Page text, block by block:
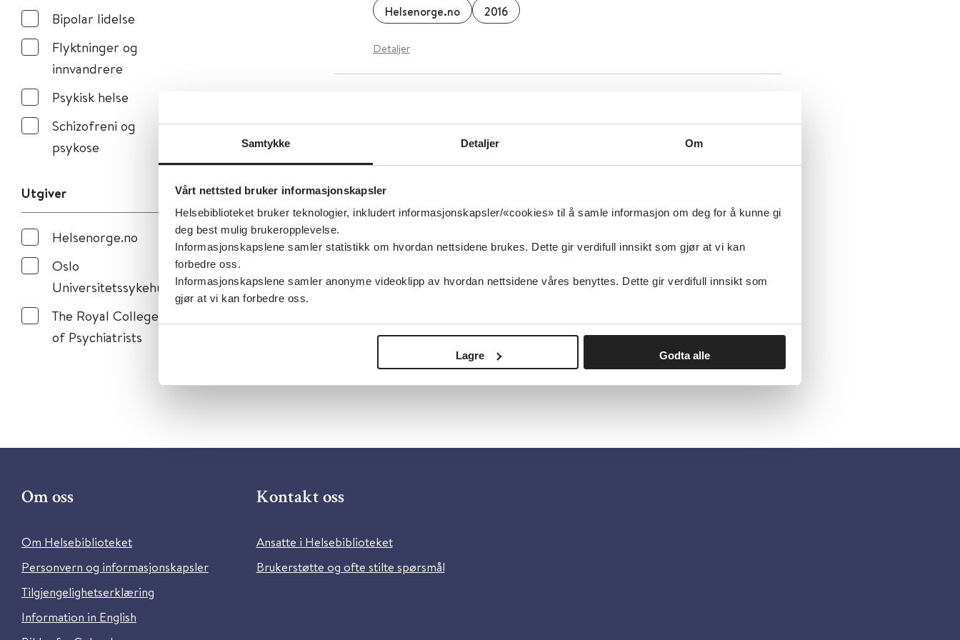
Samtykke Detaljer Om
Vårt nettsted bruker informasjonskapsler
Helsebiblioteket bruker teknologier, inkludert informasjonskapsler/«cookies» til å samle informasjon om deg for å kunne gi
deg best mulig brukeropplevelse.
Informasjonskapslene samler statistikk om hvordan nettsidene brukes. Dette gir verdifull innsikt som gjør at vi kan
forbedre oss.
Informasjonskapslene samler anonyme videoklipp av hvordan nettsidene våres benyttes. Dette gir verdifull innsikt som
gjør at vi kan forbedre oss.
Lagre Godta alle
Bipolar lidelse
Flyktninger og
innvandrere
Psykisk helse
Schizofreni og
psykose
Utgiver
Helsenorge.no
Oslo
Universitetssykehus
The Royal College
of Psychiatrists
Helsenorge.no 2016
Detaljer
Oslo Universitetssykehus
Om oss
Om Helsebiblioteket
Personvern og informasjonskapsler
Tilgjengelighetserklæring
Information in English
Kontakt oss
Ansatte i Helsebiblioteket
Brukerstøtte og ofte stilte spørsmål